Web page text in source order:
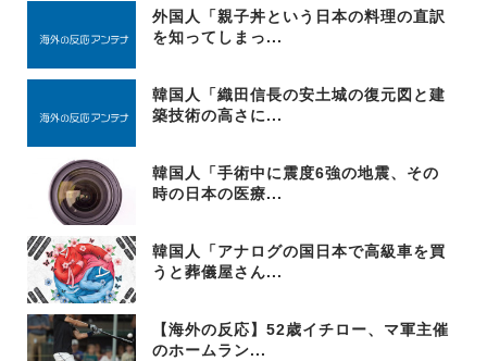
外国人「親子丼という日本の料理の直訳
を知ってしまっ...
韓国人「織田信長の安土城の復元図と建
築技術の高さに...
韓国人「手術中に震度6強の地震、その
時の日本の医療...
韓国人「アナログの国日本で高級車を買
うと葬儀屋さん...
【海外の反応】52歳イチロー、マ軍主催
のホームラン...